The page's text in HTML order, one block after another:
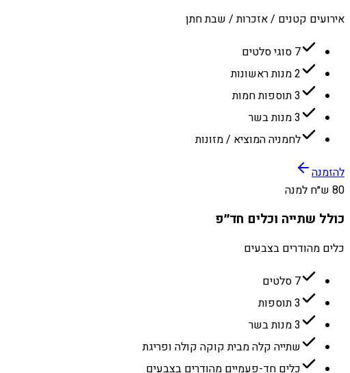
אירועים קטנים / אזכרות / שבת חתן
7 סוגי סלטים
2 מנות ראשונות
3 תוספות חמות
3 מנות בשר
לחמניה המוציא / מזונות
להזמנה
80 ש״ח למנה
כולל שתייה וכלים חד״פ
כלים מהודרים בצבעים
7 סלטים
3 תוספות
3 מנות בשר
שתייה קלה מבית קוקה קולה ופריגת
כלים חד-פעמיים מהודרים בצבעים